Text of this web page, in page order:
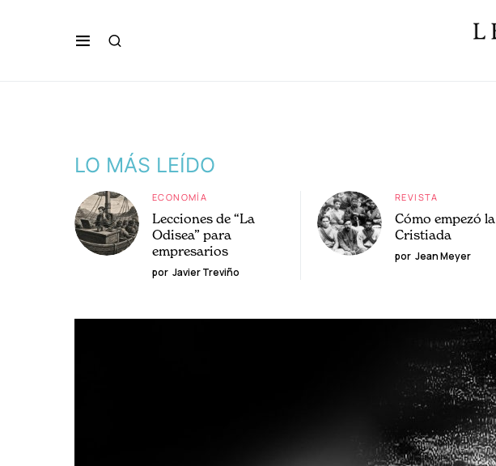
LO MÁS LEÍDO
ECONOMÍA
Lecciones de “La
Odisea” para
empresarios
por Javier Treviño
REVISTA
Cómo empezó la
Cristiada
por Jean Meyer